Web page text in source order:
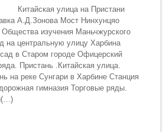
Китайская улица на Пристани
А.Д.Зонова Мост Нинхунцяо
изучения Маньчжурского
центральную улицу Харбина
в Старом городе Офицерский
Пристань .Китайская улица.
на реке Сунгари в Харбине Станция
гимназия Торговые ряды.